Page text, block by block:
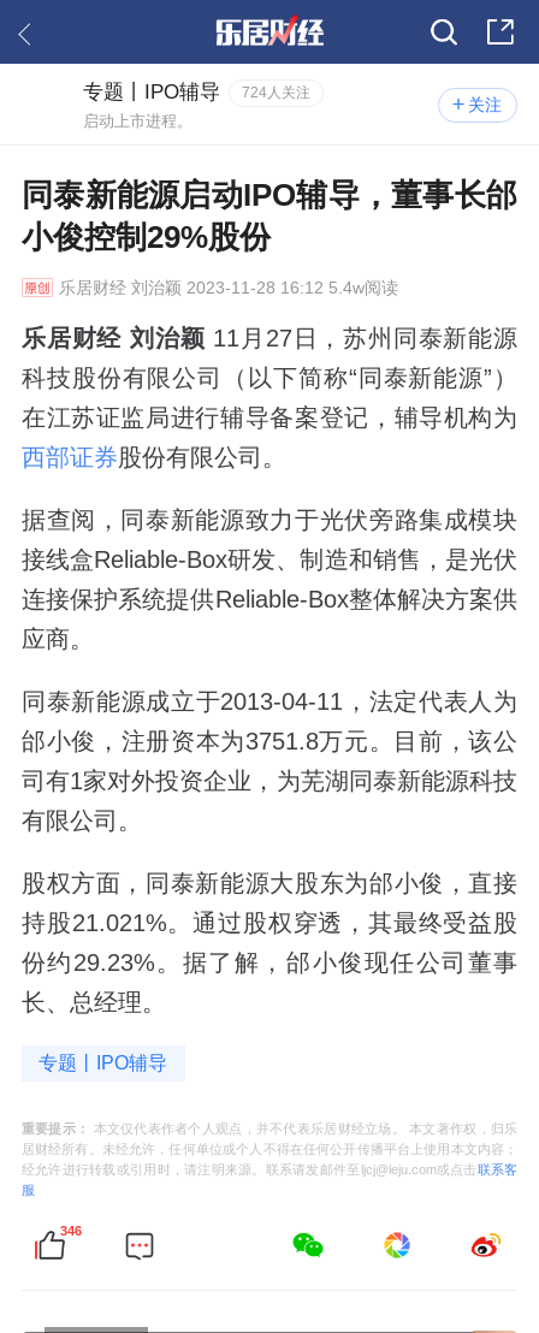
关注
专题丨IPO辅导 724人关注
启动上市进程。
同泰新能源启动IPO辅导，董事长邰
小俊控制29%股份
乐居财经刘治颖 2023-11-28 16:12 5.4w阅读
乐居财经 刘治颖 11月27日，苏州同泰新能源
科技股份有限公司（以下简称“同泰新能源”）
在江苏证监局进行辅导备案登记，辅导机构为
西部证券股份有限公司。
据查阅，同泰新能源致力于光伏旁路集成模块
接线盒Reliable-Box研发、制造和销售，是光伏
连接保护系统提供Reliable-Box整体解决方案供
应商。
同泰新能源成立于2013-04-11，法定代表人为
邰小俊，注册资本为3751.8万元。目前，该公
司有1家对外投资企业，为芜湖同泰新能源科技
有限公司。
股权方面，同泰新能源大股东为邰小俊，直接
持股21.021%。通过股权穿透，其最终受益股
份约29.23%。据了解，邰小俊现任公司董事
长、总经理。
专题丨IPO辅导
重要提示：
本文仅代表作者个人观点，并不代表乐居财经立场。 本文著作权，归乐
居财经所有。未经允许，任何单位或个人不得在任何公开传播平台上使用本文内容；
经允许进行转载或引用时，请注明来源。联系请发邮件至ljcj@leju.com或点击联系客
服
346